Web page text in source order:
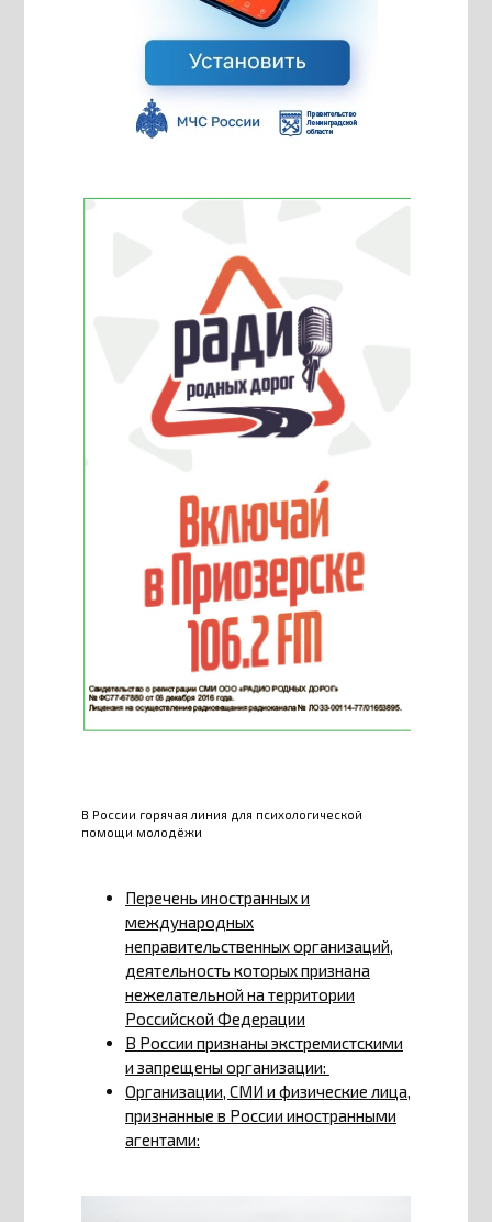
В России горячая линия для психологической
помощи молодёжи
Перечень иностранных и
международных
неправительственных организаций,
деятельность которых признана
нежелательной на территории
Российской Федерации
В России признаны экстремистскими
и запрещены организации:
Организации, СМИ и физические лица,
признанные в России иностранными
агентами: